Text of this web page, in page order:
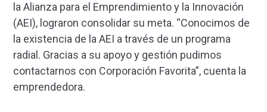
la Alianza para el Emprendimiento y la Innovación
(AEI), lograron consolidar su meta. “Conocimos de
la existencia de la AEI a través de un programa
radial. Gracias a su apoyo y gestión pudimos
contactarnos con Corporación Favorita”, cuenta la
emprendedora.